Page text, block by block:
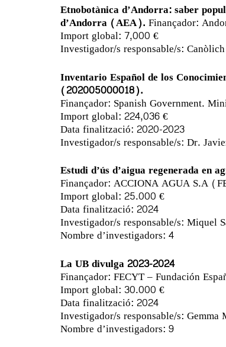
Etnobotànica d’Andorra: saber
d’Andorra (AEA).Finançador:
Import global: 7,000 €
Investigador/s responsable/s:
Inventario Español de los
(202005000018).
Finançador: Spanish Government.
Import global: 224,036 €
Data finalització: 2020-2023
Investigador/s responsable/s: Dr.
Estudi d’ús d’aigua regenerada en
Finançador: ACCIONA AGUA S.A
Import global: 25.000 €
Data finalització: 2024
Investigador/s responsable/s: Miquel
Nombre d’investigadors: 4
La UB divulga 2023-2024
Finançador: FECYT – Fundación
Import global: 30.000 €
Data finalització: 2024
Investigador/s responsable/s: Gemma
Nombre d’investigadors: 9